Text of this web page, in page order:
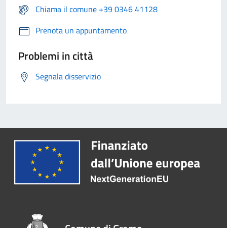
Chiama il comune +39 0346 41128
Prenota un appuntamento
Problemi in città
Segnala disservizio